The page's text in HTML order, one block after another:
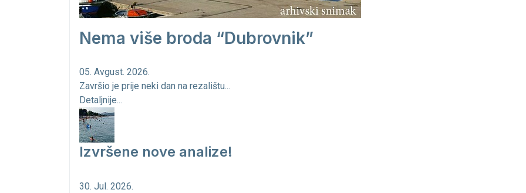
Nema više broda “Dubrovnik”
05. Avgust. 2026.
Završio je prije neki dan na rezalištu...
Detaljnije...
Izvršene nove analize!
30. Jul. 2026.